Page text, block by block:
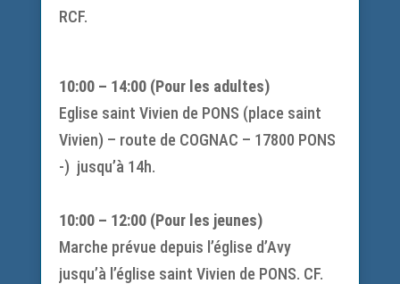
RCF.
10:00 – 14:00 (Pour les adultes)
Eglise saint Vivien de PONS (place saint
Vivien) – route de COGNAC – 17800 PONS
-) jusqu’à 14h.
10:00 – 12:00 (Pour les jeunes)
Marche prévue depuis l’église d’Avy
jusqu’à l’église saint Vivien de PONS. CF.